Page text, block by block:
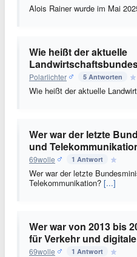
Alois Rainer wurde im Mai
Wie heißt der aktuelle
Polarlichter 5 Antworten
Wie heißt der aktuelle
Wer war der letzte
und
69wolle 1 Antwort
Wer war der letzte
Telekommunikation? [...]
Wer war von 2013 bis
für Verkehr und
69wolle 1 Antwort